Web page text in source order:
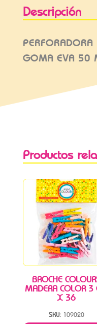
Descripción
GOMA EVA 50
Productos
BROCHE
MADERA COLOR 3
X 36
SKU: 109020